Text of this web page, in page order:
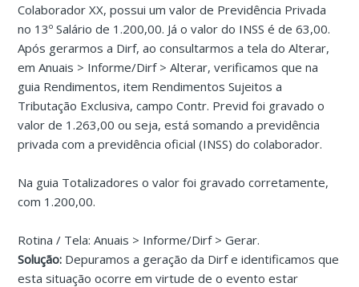
Colaborador XX, possui um valor de Previdência Privada
no 13º Salário de 1.200,00. Já o valor do INSS é de 63,00.
Após gerarmos a Dirf, ao consultarmos a tela do Alterar,
em Anuais > Informe/Dirf > Alterar, verificamos que na
guia Rendimentos, item Rendimentos Sujeitos a
Tributação Exclusiva, campo Contr. Previd foi gravado o
valor de 1.263,00 ou seja, está somando a previdência
privada com a previdência oficial (INSS) do colaborador.
Na guia Totalizadores o valor foi gravado corretamente,
com 1.200,00.
Rotina / Tela: Anuais > Informe/Dirf > Gerar.
Solução: Depuramos a geração da Dirf e identificamos que
esta situação ocorre em virtude de o evento estar